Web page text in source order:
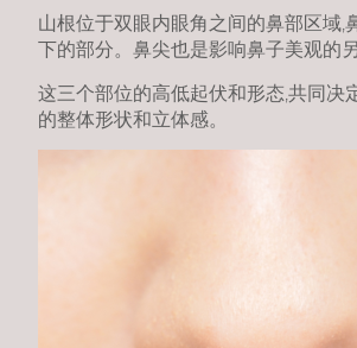
山根位于双眼内眼角之间的鼻部区域,
下的部分。鼻尖也是影响鼻子美观的
这三个部位的高低起伏和形态,共同决
的整体形状和立体感。